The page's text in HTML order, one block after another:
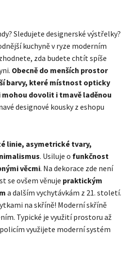
Sledujete designerské výstřelky?
kuchyně v ryze moderním
zda budete chtít spíše
Obecně do menších prostor
barvy, které místnost opticky
mohou dovolit i tmavě laděnou
designové kousky z eshopu
linie, asymetrické tvary,
. Usiluje o funkčnost
věcmi. Na dekorace zde není
se ovšem věnuje praktickým
a dalším vychytávkám z 21. století.
na skříně! Moderní skříně
Typické je využití prostoru až
využijete moderní systém